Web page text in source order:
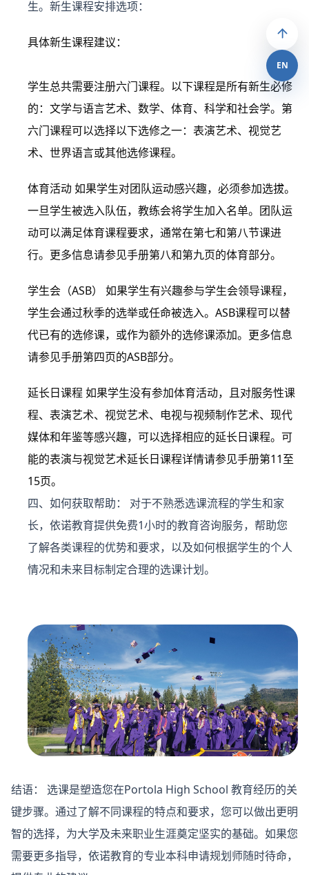
生。新生课程安排选项：
具体新生课程建议：
学生总共需要注册六门课程。以下课程是所有新生必修
的：文学与语言艺术、数学、体育、科学和社会学。第
六门课程可以选择以下选修之一：表演艺术、视觉艺
术、世界语言或其他选修课程。
体育活动如果学生对团队运动感兴趣，必须参加选拔。
一旦学生被选入队伍，教练会将学生加入名单。团队运
动可以满足体育课程要求，通常在第七和第八节课进
行。更多信息请参见手册第八和第九页的体育部分。
学生会（ASB）
如果学生有兴趣参与学生会领导课程，
学生会通过秋季的选举或任命被选入。ASB课程可以替
代已有的选修课，或作为额外的选修课添加。更多信息
请参见手册第四页的ASB部分。
延长日课程如果学生没有参加体育活动，且对服务性课
程、表演艺术、视觉艺术、电视与视频制作艺术、现代
媒体和年鉴等感兴趣，可以选择相应的延长日课程。可
能的表演与视觉艺术延长日课程详情请参见手册第11至
15页。
四、如何获取帮助：
对于不熟悉选课流程的学生和家
长，依诺教育提供免费1小时的教育咨询服务，帮助您
了解各类课程的优势和要求，以及如何根据学生的个人
情况和未来目标制定合理的选课计划。
结语：
选课是塑造您在Portola High School 教育经历的关
键步骤。通过了解不同课程的特点和要求，您可以做出更明
智的选择，为大学及未来职业生涯奠定坚实的基础。如果您
需要更多指导，依诺教育的专业本科申请规划师随时待命，
EN